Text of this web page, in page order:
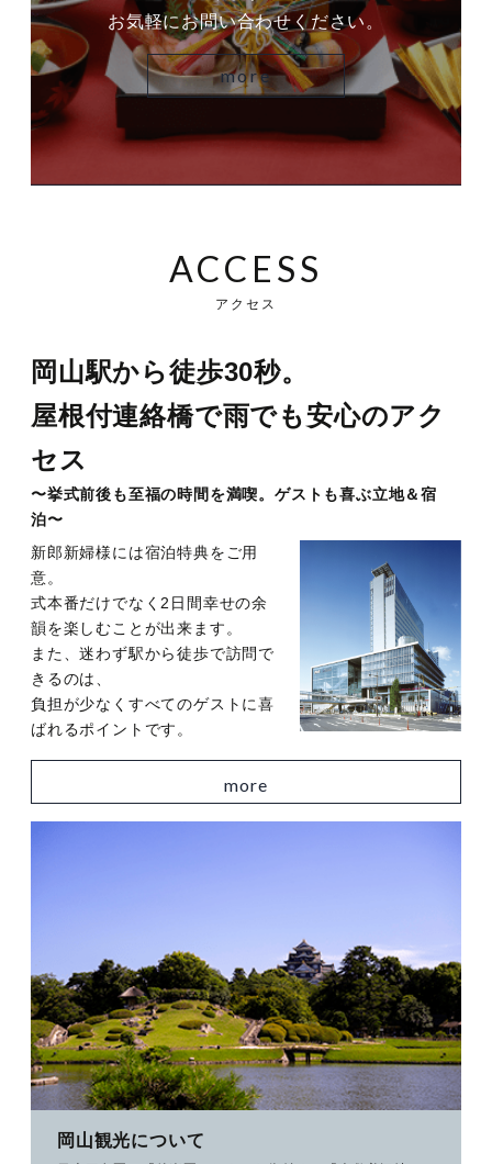
お気軽にお問い合わせください。
more
ACCESS
アクセス
岡山駅から徒歩30秒。
屋根付連絡橋で雨でも安心のアク
セス
〜挙式前後も至福の時間を満喫。ゲストも喜ぶ立地＆宿
泊〜
新郎新婦様には宿泊特典をご用
意。
式本番だけでなく2日間幸せの余
韻を楽しむことが出来ます。
また、迷わず駅から徒歩で訪問で
きるのは、
負担が少なくすべてのゲストに喜
ばれるポイントです。
more
岡山観光について